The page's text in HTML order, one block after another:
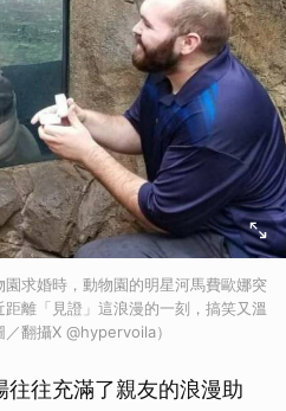
求婚時，動物園的明星河馬費歐娜突
離「見證」這浪漫的一刻，搞笑又溫
翻攝X @hypervoila）
往充滿了親友的浪漫助